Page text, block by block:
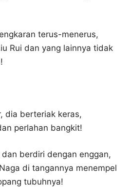
terus-menerus,
Rui dan yang lainnya tidak
dia berteriak keras,
perlahan bangkit!
berdiri dengan enggan,
di tangannya menempel
tubuhnya!